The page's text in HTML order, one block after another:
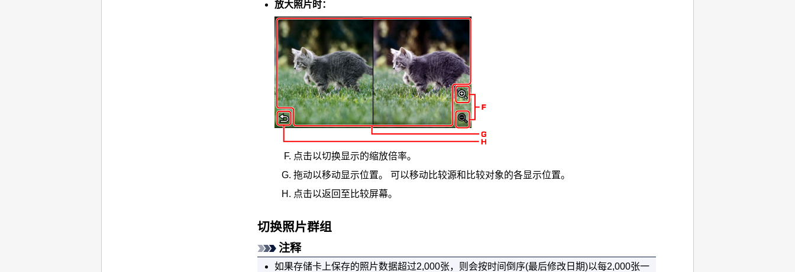
放大照片时：
点击以切换显示的缩放倍率。
拖动以移动显示位置。
可以移动比较源和比较对象的各显示位置。
点击以返回至比较屏幕。
切换照片群组
注释
如果存储卡上保存的照片数据超过2,000张，则会按时间倒序(最后修改日期)以每2,000张一